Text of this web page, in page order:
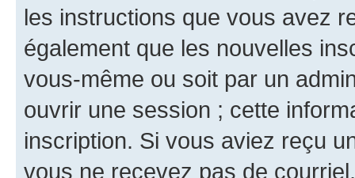
les instructions que vous avez
également que les nouvelles
vous-même ou soit par un
ouvrir une session ; cette
inscription. Si vous aviez reçu
vous ne recevez pas de